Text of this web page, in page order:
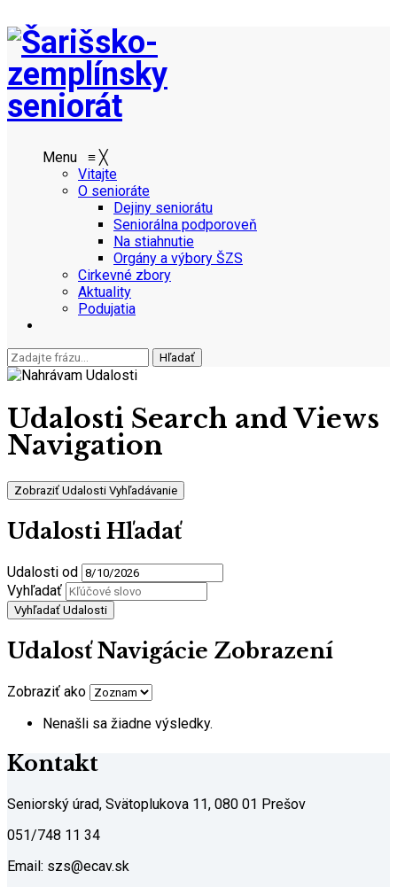
Menu ≡ ╳
Vitajte
O senioráte
Dejiny seniorátu
Seniorálna podporoveň
Na stiahnutie
Orgány a výbory ŠZS
Cirkevné zbory
Aktuality
Podujatia
Udalosti Search and Views
Navigation
Zobraziť Udalosti Vyhľadávanie
Udalosti Hľadať
Udalosti od
Vyhľadať
Udalosť Navigácie Zobrazení
Zobraziť ako
Nenašli sa žiadne výsledky.
Kontakt
Seniorský úrad, Svätoplukova 11, 080 01 Prešov
051/748 11 34
Email: szs@ecav.sk